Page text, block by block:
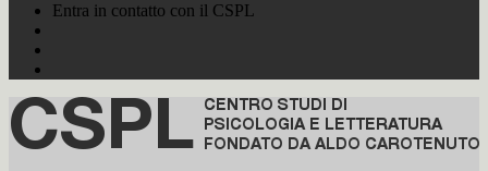
Entra in contatto con il CSPL